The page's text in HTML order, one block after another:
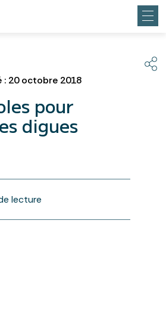
: 20 octobre 2018
pour
digues
lecture